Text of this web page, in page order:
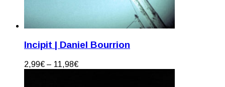
Incipit | Daniel Bourrion
2,99€ – 11,98€